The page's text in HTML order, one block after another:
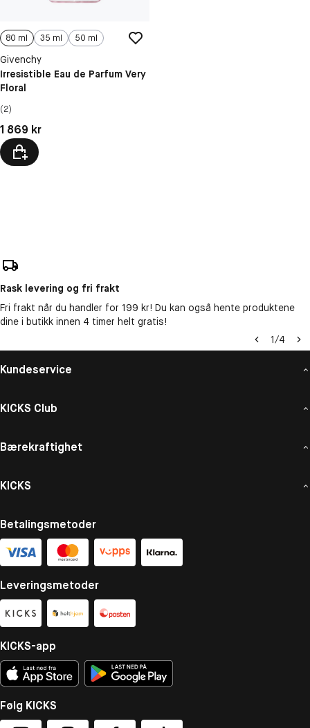
80 ml 35 ml 50 ml
Givenchy
Irresistible Eau de Parfum Very
Floral
(2)
Pris: 1 869 kr
1 869 kr
Rask levering og fri frakt
Fri frakt når du handler for 199 kr! Du kan også hente produktene
dine i butikk innen 4 timer helt gratis!
1/4
Kundeservice
KICKS Club
Bærekraftighet
KICKS
Betalingsmetoder
Leveringsmetoder
KICKS-app
Følg KICKS